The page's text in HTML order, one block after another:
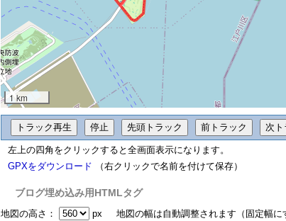
1 km
左上の四角をクリックすると全画面表示になります。
GPXをダウンロード （右クリックで名前を付けて保存）
ブログ埋め込み用HTMLタグ
地図の高さ：
px 地図の幅は自動調整されます（固定幅に